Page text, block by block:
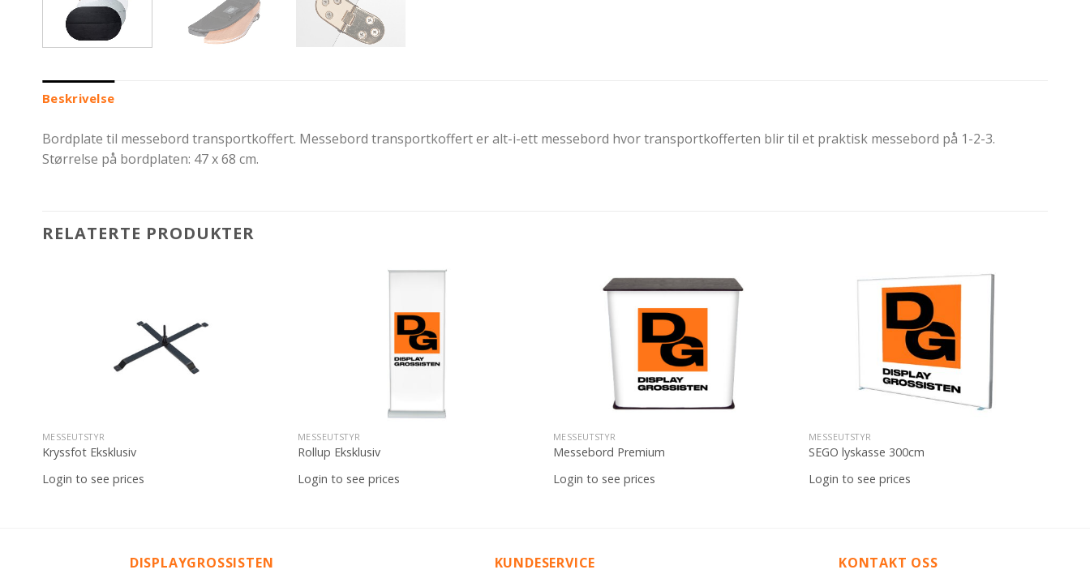
Beskrivelse
Bordplate til messebord transportkoffert. Messebord transportkoffert er alt-i-ett messebord hvor transportkofferten blir til et praktisk messebord på 1-2-3.
Størrelse på bordplaten: 47 x 68 cm.
RELATERTE PRODUKTER
MESSEUTSTYR
Kryssfot Eksklusiv
Login to see prices
MESSEUTSTYR
Rollup Eksklusiv
Login to see prices
MESSEUTSTYR
Messebord Premium
Login to see prices
MESSEUTSTYR
SEGO lyskasse 300cm
Login to see prices
DISPLAYGROSSISTEN KUNDESERVICE KONTAKT OSS